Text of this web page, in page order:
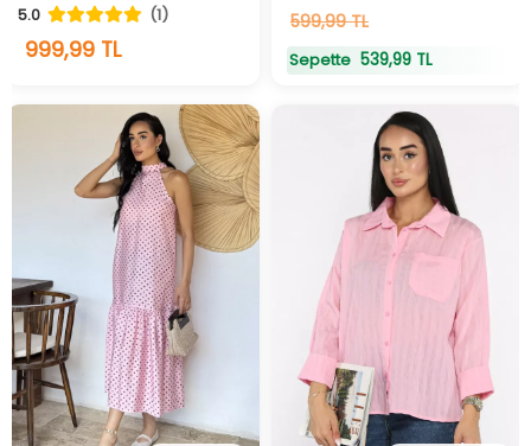
7adetstokta
5.0 (1)
999,99 TL
3adetstokta
599,99 TL
Sepette 539,99 TL